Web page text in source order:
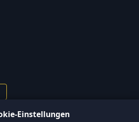
Einstellungen